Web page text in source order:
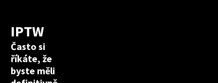
IPTW
Často si
říkáte, že
byste měli